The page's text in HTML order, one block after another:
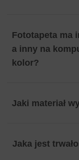
Fototapeta ma
a inny na
kolor?
Jaki materiał
Jaka jest